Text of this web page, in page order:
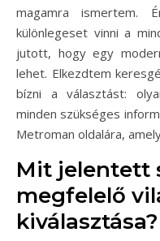
magamra ismertem.
különlegeset vinni a
jutott, hogy egy
lehet. Elkezdtem
bízni a választást:
minden szükséges
Metroman oldalára,
Mit jelentett
megfelelő
kiválasztása?